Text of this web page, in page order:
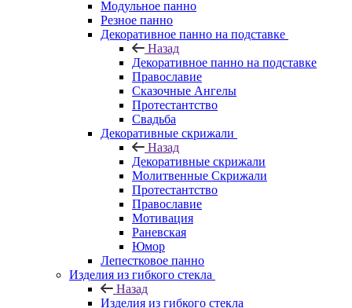
Модульное панно
Резное панно
Декоративное панно на подставке
Назад
Декоративное панно на подставке
Православие
Сказочные Ангелы
Протестантство
Свадьба
Декоративные скрижали
Назад
Декоративные скрижали
Молитвенные Скрижали
Протестантство
Православие
Мотивация
Раневская
Юмор
Лепестковое панно
Изделия из гибкого стекла
Назад
Изделия из гибкого стекла